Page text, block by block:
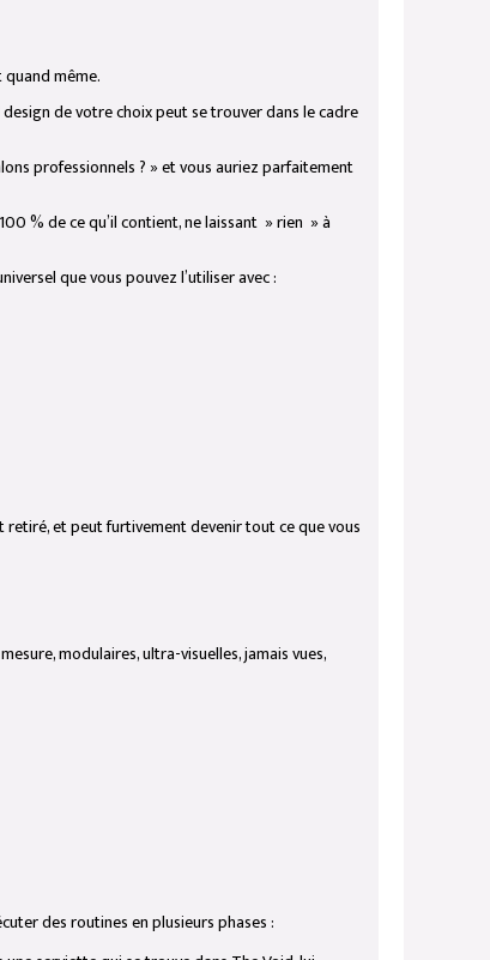
même.
de votre choix peut se trouver dans le cadre
professionnels ? » et vous auriez parfaitement
% de ce qu’il contient, ne laissant » rien » à
que vous pouvez l’utiliser avec :
et peut furtivement devenir tout ce que vous
modulaires, ultra-visuelles, jamais vues,
des routines en plusieurs phases :